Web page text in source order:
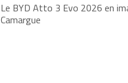
Le BYD Atto 3 Evo 2026 en
Camargue